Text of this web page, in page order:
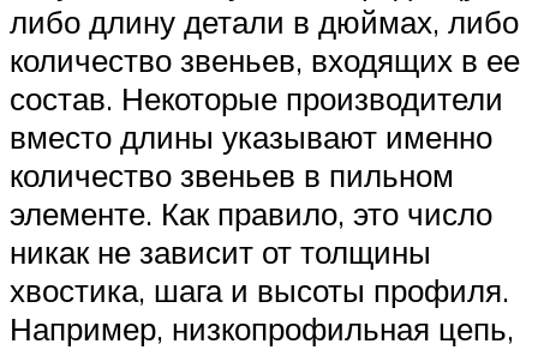
либо длину детали в дюймах, либо
количество звеньев, входящих в ее
состав. Некоторые производители
вместо длины указывают именно
количество звеньев в пильном
элементе. Как правило, это число
никак не зависит от толщины
хвостика, шага и высоты профиля.
Например, низкопрофильная цепь,